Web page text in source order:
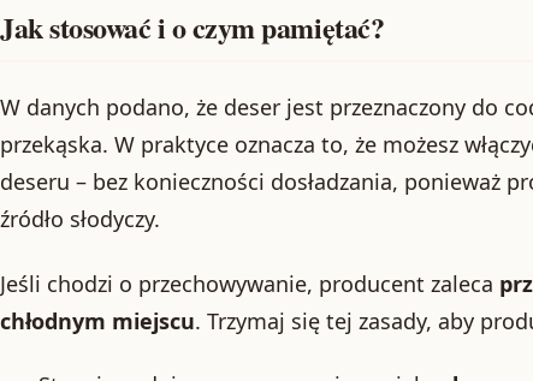
Jak stosować i o czym pamiętać?
W danych podano, że deser jest przeznaczony do
przekąska. W praktyce oznacza to, że możesz
deseru – bez konieczności dosładzania, ponieważ
źródło słodyczy.
Jeśli chodzi o przechowywanie, producent zaleca
chłodnym miejscu. Trzymaj się tej zasady, aby